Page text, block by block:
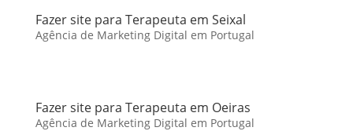
Fazer site para Terapeuta em Seixal
Agência de Marketing Digital em Portugal
Fazer site para Terapeuta em Oeiras
Agência de Marketing Digital em Portugal